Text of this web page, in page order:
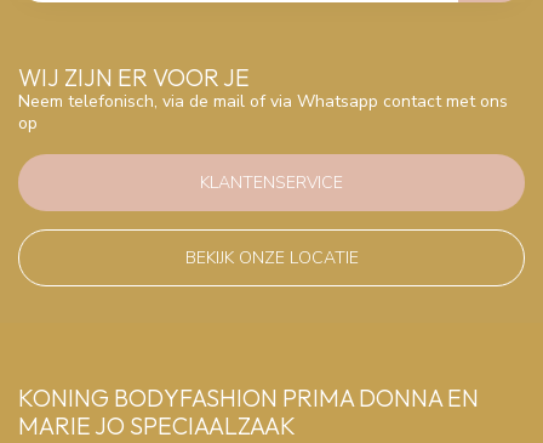
WIJ ZIJN ER VOOR JE
Neem telefonisch, via de mail of via Whatsapp contact met ons
op
KLANTENSERVICE
BEKIJK ONZE LOCATIE
KONING BODYFASHION PRIMA DONNA EN
MARIE JO SPECIAALZAAK